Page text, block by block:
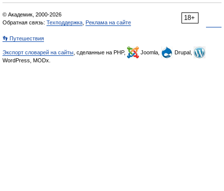
18+
© Академик, 2000-2026
Обратная связь: Техподдержка Реклама на сайте
👣 Путешествия
Экспорт словарей на сайты , сделанные на PHP, Joomla,
Drupal,
WordPress, MODx.